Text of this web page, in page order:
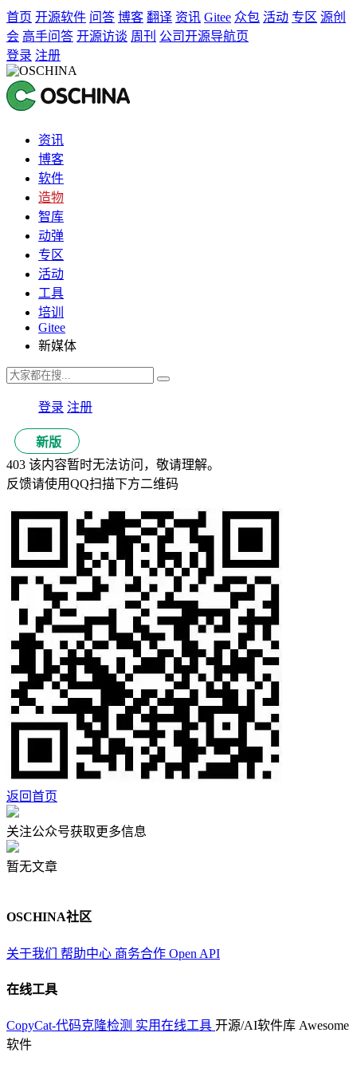
首页 开源软件 问答 博客 翻译 资讯 Gitee 众包 活动 专区 源创
会 高手问答 开源访谈 周刊 公司开源导航页
登录 注册
资讯
博客
软件
造物
智库
动弹
专区
活动
工具
培训
Gitee
新媒体
登录 注册
新版
403 该内容暂时无法访问，敬请理解。
反馈请使用QQ扫描下方二维码
返回首页
关注公众号获取更多信息
暂无文章
OSCHINA社区
关于我们 帮助中心 商务合作 Open API
在线工具
CopyCat-代码克隆检测 实用在线工具 开源/AI软件库 Awesome
软件